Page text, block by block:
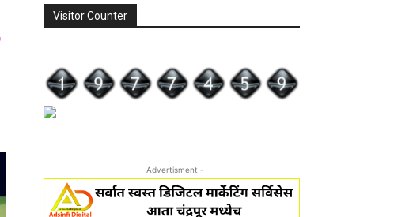
Visitor Counter
- Advertisment -